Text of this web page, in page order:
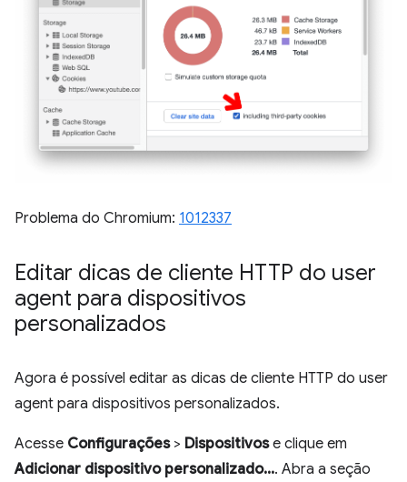
Problema do Chromium: 1012337
Editar dicas de cliente HTTP do user
agent para dispositivos
personalizados
Agora é possível editar as dicas de cliente HTTP do user
agent para dispositivos personalizados.
Acesse Configurações> Dispositivose clique em
Adicionar dispositivo personalizado.... Abra a seção